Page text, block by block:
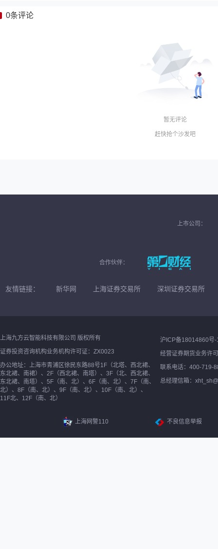
0条评论
暂无评论
赶快抢个沙发吧
上市公司：
合作伙伴：
友情链接： 新华网 上海证券交易所 深圳证券交易所
上海九方云智能科技有限公司 版权所有
证券投资咨询机构业务机构许可证：ZX0023
办公地址：上海市青浦区徐民东路88号1F（北塔、西北裙、
东北裙、南裙）、2F（西北裙、南塔）、3F（北、西北裙、
东北裙、南塔）、5F（南、北）、6F（南、北）、7F（南、
北）、8F（南、北）、9F（南、北）、10F（南、北）、
11F北、12F（南、北）
沪ICP备18014860号-
经营证券期货业务许
联系电话：400-719-
总经理信箱：
上海网警110 不良信息举报